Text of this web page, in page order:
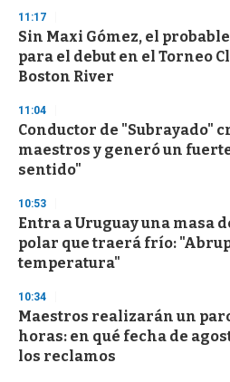
3
s
c
o
d
s
11:17
Sin Maxi Gómez, el
para el debut en el Torneo
Boston River
11:04
Conductor de "Subrayado"
maestros y generó un
sentido"
10:53
Entra a Uruguay una masa
polar que traerá frío:
temperatura"
10:34
Maestros realizarán un
horas: en qué fecha de
los reclamos